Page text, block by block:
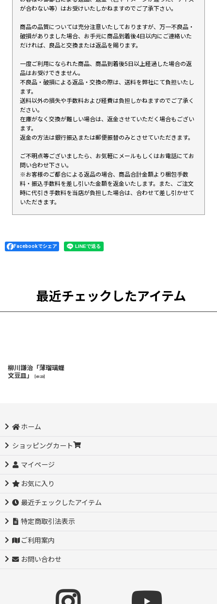
が合わない等）はお受けいたしかねますのでご了承下さい。
商品の品質については充分注意いたしておりますが、万一不良品・
破損がありました場合、お手元に商品到着後4日以内にご連絡いた
だければ、良品と交換または返品を賜ります。
一度ご利用になられた商品、商品到着後5日以上経過した場合の返
品はお受けできません。
不良品・破損による返品・交換の際は、送料を弊社にて負担いたし
ます。
送料以外の損失や手数料および経費は負担しかねますのでご了承く
ださい。
在庫がなく交換が難しい場合は、返金させていただく場合もござい
ます。
返金の方法は銀行振込または郵便振替のみとさせていただきます。
ご不明点等ございましたら、お気軽にメールもしくはお電話にてお
問い合わせ下さい。
※お客様のご都合による返品の場合、商品合計金額より梱包手数
料・振込手数料を差し引いた金額を返金いたします。また、ご注文
時に代引き手数料を当店が負担した場合は、合わせて差し引かせて
いただきます。
Facebookでシェア
最近チェックしたアイテム
柳川謙治「薄瑠璃蝶
文豆皿」
6123
ホーム
ショッピングカート
マイページ
お気に入り
最近チェックしたアイテム
特定商取引法表示
ご利用案内
お問い合わせ